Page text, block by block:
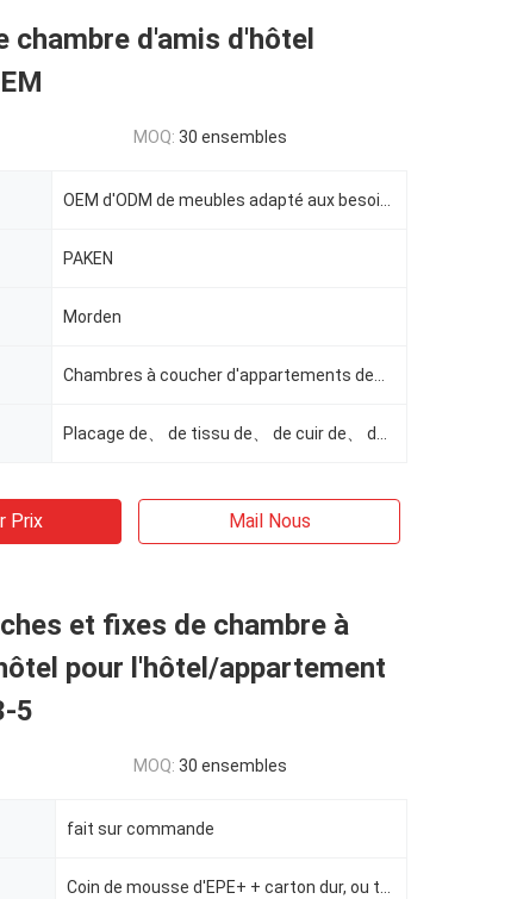
chambre d'amis d'hôtel
MOQ: 30 ensembles
PAKEN
Morden
Prix Mail Nous
et fixes de chambre à
pour l'hôtel/appartement
5
MOQ: 30 ensembles
fait sur commande